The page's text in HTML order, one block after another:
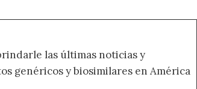
las últimas noticias y
genéricos y biosimilares en América